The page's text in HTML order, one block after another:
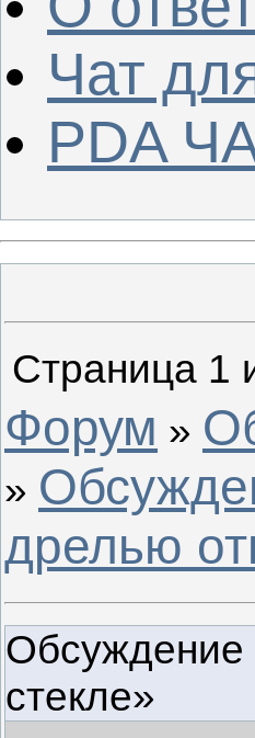
Чат
PDA
Страница 1
Форум »
»
дрелью
Обсуждение
стекле»